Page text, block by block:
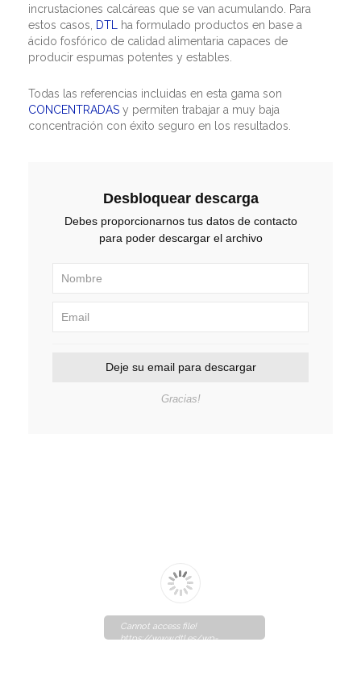
incrustaciones calcáreas que se van acumulando. Para
estos casos,
DTL
ha formulado productos en base a
ácido fosfórico de calidad alimentaria capaces de
producir espumas potentes y estables.
Todas las referencias incluidas en esta gama son
CONCENTRADAS y permiten trabajar a muy baja
concentración con éxito seguro en los resultados.
Desbloquear descarga
Debes proporcionarnos tus datos de contacto
para poder descargar el archivo
Deje su email para descargar
Gracias!
Cannot access file!
https://www.dtl.es/wp-